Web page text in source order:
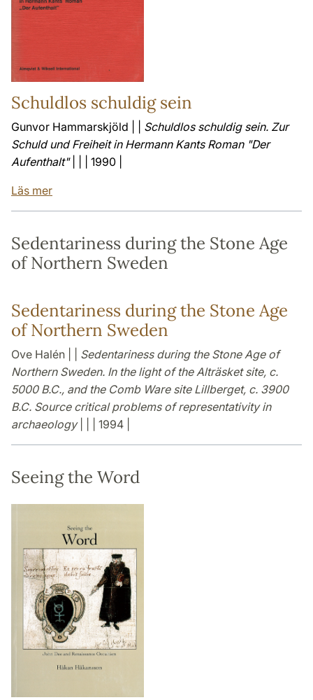
Schuldlos schuldig sein
Gunvor Hammarskjöld | | Schuldlos schuldig sein. Zur
Schuld und Freiheit in Hermann Kants Roman "Der
Aufenthalt"| | | 1990 |
Läs mer
Sedentariness during the Stone Age
of Northern Sweden
Sedentariness during the Stone Age
of Northern Sweden
Ove Halén | | Sedentariness during the Stone Age of
Northern Sweden. In the light of the Alträsket site, c.
5000 B.C., and the Comb Ware site Lillberget, c. 3900
B.C. Source critical problems of representativity in
archaeology| | | 1994 |
Seeing the Word